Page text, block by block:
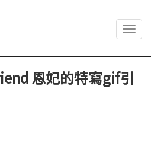
恩妃的特寫gif引